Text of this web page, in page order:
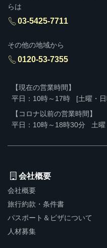
らは
03-5425-7711
その他の地域から
0120-53-7355
【現在の営業時間】
平日：10時～17時
[土曜・
【コロナ以前の営業時間】
平日：10時～18時30分
土
会社概要
会社概要
旅行約款・条件書
パスポート＆ビザについて
人材募集